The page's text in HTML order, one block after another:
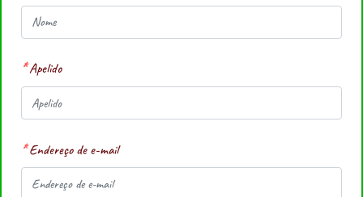
Apelido
Endereço de e-mail